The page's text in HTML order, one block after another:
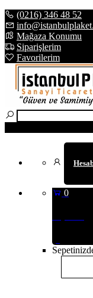
(0216) 346 48 52
Mağaza Konumu
Siparişlerim
Favorilerim
0